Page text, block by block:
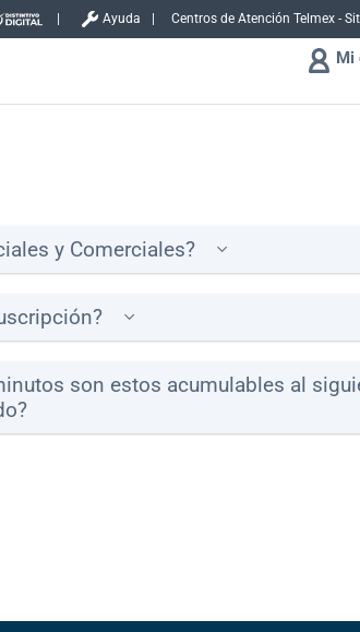
Ayuda Centros de Atención Telmex -
Mi
y Comerciales?
son estos acumulables al